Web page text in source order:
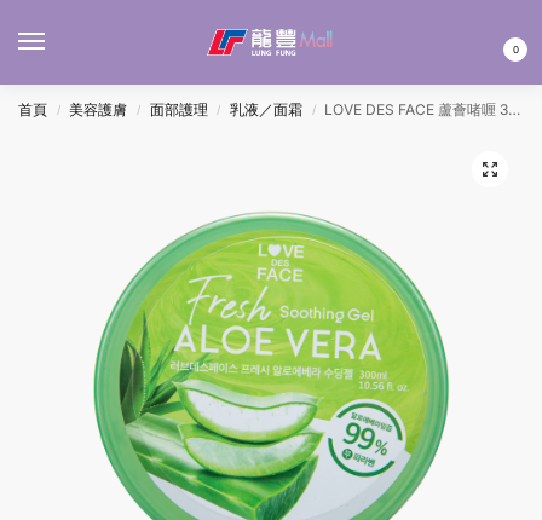
0
首頁 / 美容護膚 / 面部護理 / 乳液／面霜 / LOVE DES FACE 蘆薈啫喱 300ML